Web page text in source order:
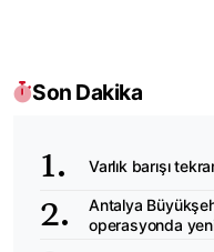
Son Dakika
Varlık barışı
Antalya
operasyonda